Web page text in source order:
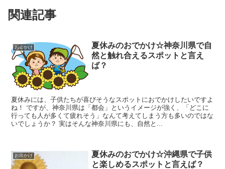
関連記事
お出かけ
夏休みのおでかけ☆神奈川県で自
然と触れ合えるスポットと言え
ば？
夏休みには、子供たちが喜びそうなスポットにおでかけしたいですよ
ね！ ですが、神奈川県は「都会」というイメージが強く、「どこに
行っても人が多くて疲れそう」なんて考えてしまう方も多いのではな
いでしょうか？ 実はそんな神奈川県にも、自然と...
お出かけ
夏休みのおでかけ☆沖縄県で子供
と楽しめるスポットと言えば？